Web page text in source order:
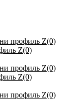
Z(0)
Z(0)